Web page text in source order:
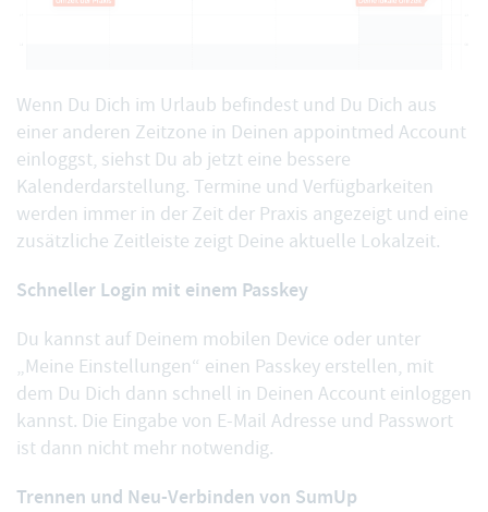
Wenn Du Dich im Urlaub befindest und Du Dich aus
einer anderen Zeitzone in Deinen appointmed Account
einloggst, siehst Du ab jetzt eine bessere
Kalenderdarstellung. Termine und Verfügbarkeiten
werden immer in der Zeit der Praxis angezeigt und eine
zusätzliche Zeitleiste zeigt Deine aktuelle Lokalzeit.
Schneller Login mit einem Passkey
Du kannst auf Deinem mobilen Device oder unter
„Meine Einstellungen“ einen Passkey erstellen, mit
dem Du Dich dann schnell in Deinen Account einloggen
kannst. Die Eingabe von E-Mail Adresse und Passwort
ist dann nicht mehr notwendig.
Trennen und Neu-Verbinden von SumUp